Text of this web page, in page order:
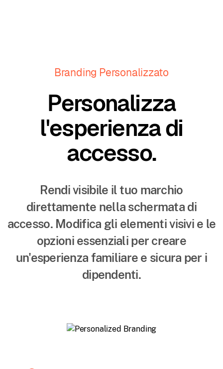
Branding Personalizzato
Personalizza
l'esperienza di
accesso.
Rendi visibile il tuo marchio
direttamente nella schermata di
accesso. Modifica gli elementi visivi e le
opzioni essenziali per creare
un'esperienza familiare e sicura per i
dipendenti.